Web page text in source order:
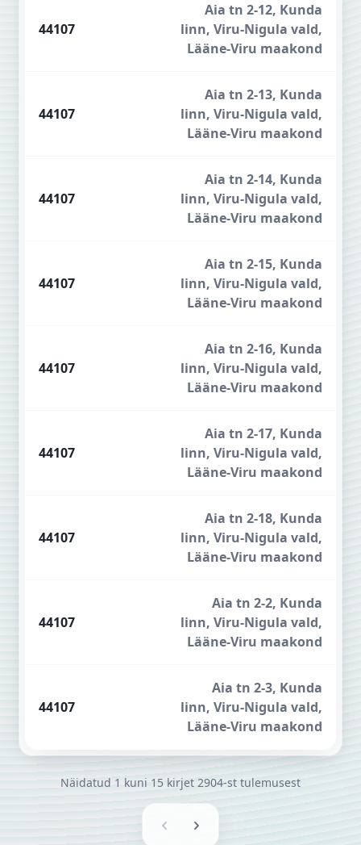
44107
Aia tn 2-12, Kunda
linn, Viru-Nigula vald,
Lääne-Viru maakond
44107
Aia tn 2-13, Kunda
linn, Viru-Nigula vald,
Lääne-Viru maakond
44107
Aia tn 2-14, Kunda
linn, Viru-Nigula vald,
Lääne-Viru maakond
44107
Aia tn 2-15, Kunda
linn, Viru-Nigula vald,
Lääne-Viru maakond
44107
Aia tn 2-16, Kunda
linn, Viru-Nigula vald,
Lääne-Viru maakond
44107
Aia tn 2-17, Kunda
linn, Viru-Nigula vald,
Lääne-Viru maakond
44107
Aia tn 2-18, Kunda
linn, Viru-Nigula vald,
Lääne-Viru maakond
44107
Aia tn 2-2, Kunda
linn, Viru-Nigula vald,
Lääne-Viru maakond
44107
Aia tn 2-3, Kunda
linn, Viru-Nigula vald,
Lääne-Viru maakond
Näidatud 1 kuni 15 kirjet 2904-st tulemusest